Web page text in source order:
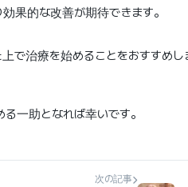
果的な改善が期待できます。
で治療を始めることをおすすめし
一助となれば幸いです。
次の記事